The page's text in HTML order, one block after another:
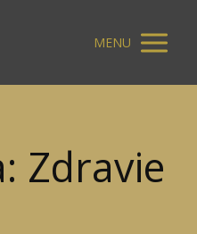
MENU
Zdravie